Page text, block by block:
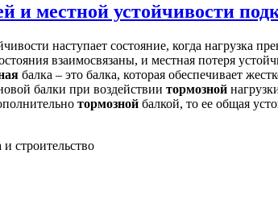
и местной устойчивости
наступает состояние, когда нагрузка
взаимосвязаны, и местная потеря
балка – это балка, которая обеспечивает
балки при воздействии тормозной
тормозной балкой, то ее общая
строительство